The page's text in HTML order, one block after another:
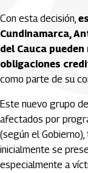
Con esta decisión,
Cundinamarca,
del Cauca
obligaciones
como parte de su
Este nuevo grupo
afectados por
(según el
inicialmente se
especialmente a